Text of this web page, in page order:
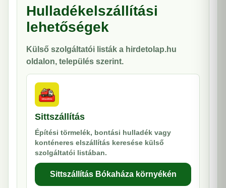
Hulladékelszállítási
lehetőségek
Külső szolgáltatói listák a hirdetolap.hu
oldalon, település szerint.
Sittszállítás
Építési törmelék, bontási hulladék vagy
konténeres elszállítás keresése külső
szolgáltatói listában.
Sittszállítás Bókaháza környékén